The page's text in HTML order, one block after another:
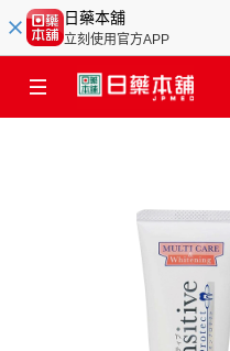
日藥本舖
立刻使用官方APP